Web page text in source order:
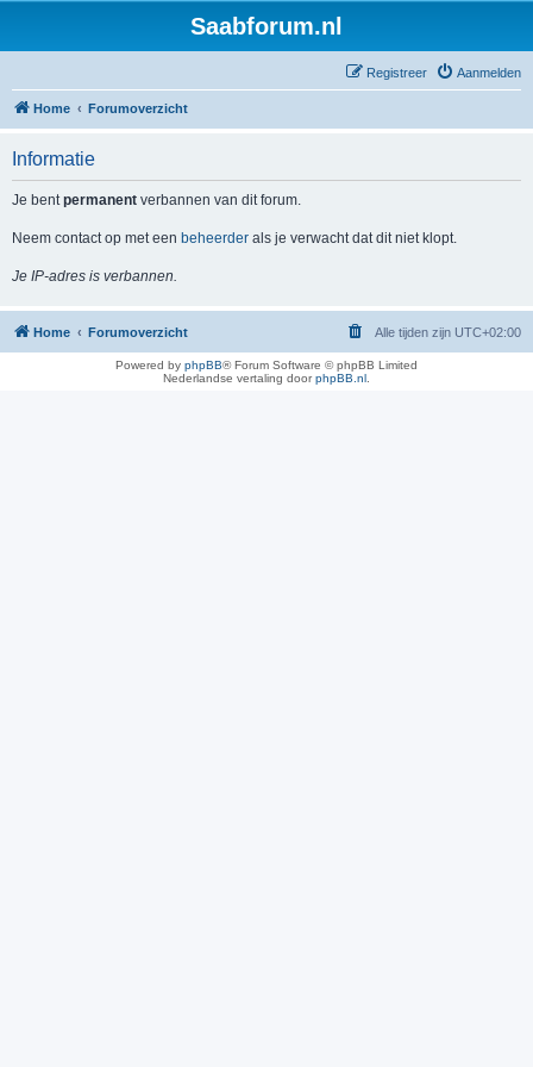
Saabforum.nl
Aanmelden
Registreer
Home Forumoverzicht
Informatie
Je bentpermanent verbannen van dit forum.
Neem contact op met een beheerder als je verwacht dat dit niet klopt.
Je IP-adres is verbannen.
Home Forumoverzicht Alle tijden zijn UTC+02:00
Powered by phpBB® Forum Software © phpBB Limited
Nederlandse vertaling doorphpBB.nl